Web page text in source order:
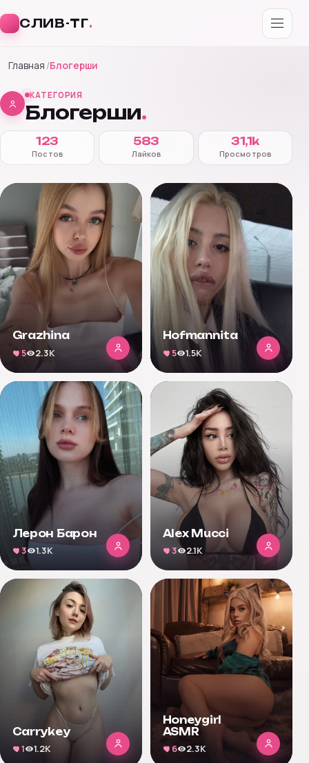
СЛИВ-ТГ.
содержимому
Главная Блогерши
КАТЕГОРИЯ
Блогерши.
123
Постов
583
Лайков
31,1k
Просмотров
Grazhina
5
2.3K
Hofmannita
5
1.5K
Лерон Барон
3
1.3K
Alex Mucci
3
2.1K
Carrykey
1
1.2K
Honeygirl
ASMR
6
2.3K